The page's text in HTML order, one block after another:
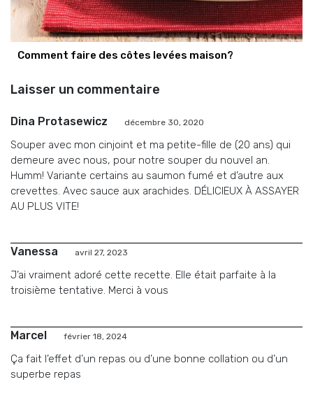
Comment faire des côtes levées maison?
Laisser un commentaire
Dina Protasewicz décembre 30, 2020
Souper avec mon cinjoint et ma petite-fille de (20 ans) qui
demeure avec nous, pour notre souper du nouvel an.
Humm! Variante certains au saumon fumé et d’autre aux
crevettes. Avec sauce aux arachides. DÉLICIEUX À ASSAYER
AU PLUS VITE!
Vanessa avril 27, 2023
J’ai vraiment adoré cette recette. Elle était parfaite à la
troisième tentative. Merci à vous
Marcel février 18, 2024
Ça fait l’effet d’un repas ou d’une bonne collation ou d’un
superbe repas